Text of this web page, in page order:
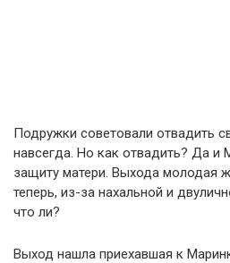
Подружки советовали отвадить
навсегда. Но как отвадить? Да и
защиту матери. Выхода молодая
теперь, из-за нахальной и
что ли?
Выход нашла приехавшая к